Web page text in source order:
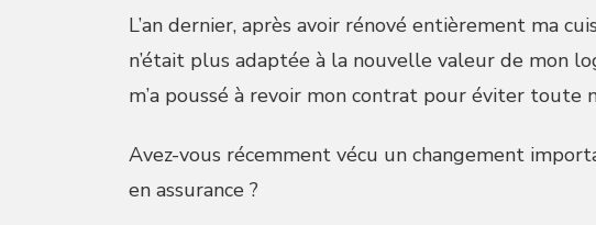
L’an dernier, après avoir rénové entièrement ma
n’était plus adaptée à la nouvelle valeur de mon
m’a poussé à revoir mon contrat pour éviter toute
Avez-vous récemment vécu un changement
en assurance ?